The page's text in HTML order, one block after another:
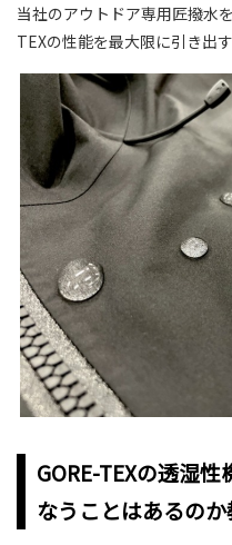
当社のアウトドア専用匠撥水
TEXの性能を最大限に引き出
GORE-TEXの透湿
なうことはあるのか